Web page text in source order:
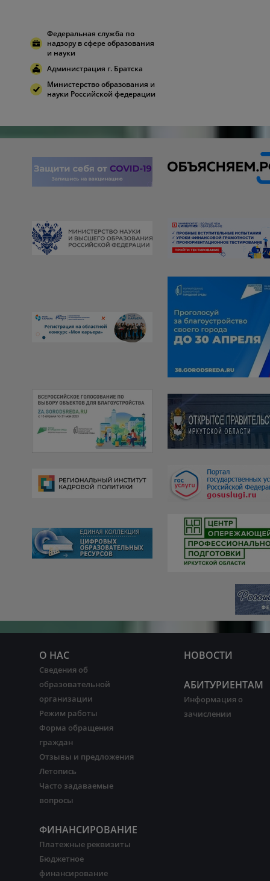
Федеральная служба по
надзору в сфере образования
и науки
Администрация г. Братска
Министерство образования и
науки Российской федерации
О НАС
Сведения об
образовательной
организации
Режим работы
Форма обращения
граждан
Отзывы и предложения
Летопись
Часто задаваемые
вопросы
ФИНАНСИРОВАНИЕ
Платежные реквизиты
Бюджетное
финансирование
НОВОСТИ
АБИТУРИЕНТАМ
Информация о
зачислении